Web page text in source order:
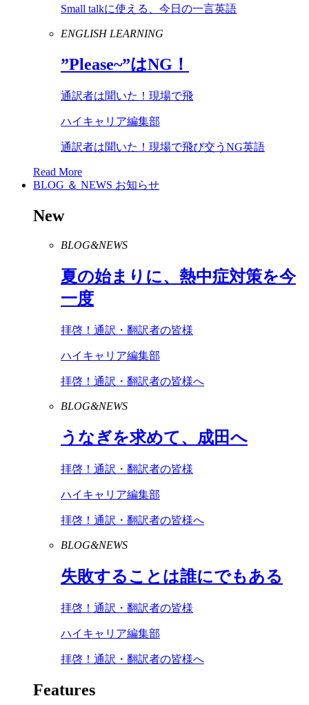
Small talkに使える、今日の一言英語
ENGLISH LEARNING
”Please~”はNG ！
通訳者は聞いた！現場で飛
ハイキャリア編集部
通訳者は聞いた！現場で飛び交うNG英語
Read More
BLOG ＆ NEWS お知らせ
New
BLOG&NEWS
夏の始まりに、熱中症対策を今
一度
拝啓！通訳・翻訳者の皆様
ハイキャリア編集部
拝啓！通訳・翻訳者の皆様へ
BLOG&NEWS
うなぎを求めて、成田へ
拝啓！通訳・翻訳者の皆様
ハイキャリア編集部
拝啓！通訳・翻訳者の皆様へ
BLOG&NEWS
失敗することは誰にでもある
拝啓！通訳・翻訳者の皆様
ハイキャリア編集部
拝啓！通訳・翻訳者の皆様へ
Features